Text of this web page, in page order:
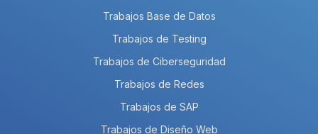
Trabajos Base de Datos
Trabajos de Testing
Trabajos de Ciberseguridad
Trabajos de Redes
Trabajos de SAP
Trabajos de Diseño Web